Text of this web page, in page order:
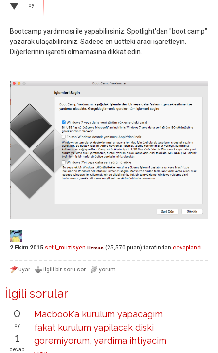
oy
Bootcamp yardımcısı ile yapabilirsiniz. Spotlight'dan "boot camp"
yazarak ulaşabilirsiniz. Sadece en üstteki aracı işaretleyin.
Diğerlerinin işaretli olmamasına dikkat edin.
2 Ekim 2015 sefil_muzisyen Uzman (25,570 puan) tarafından cevaplandı
İlgili sorular
0
oy
1
cevap
Macbook'a kurulum yapacagim
fakat kurulum yapilacak diski
goremiyorum, yardima ihtiyacim